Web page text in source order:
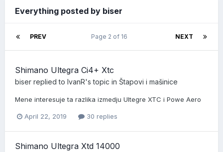
Everything posted by biser
PREV NEXT
Page 2 of 16
Shimano Ultegra Ci4+ Xtc
biser replied to IvanR's topic in Štapovi i mašinice
Mene interesuje ta razlika izmedju Ultegre XTC i Powe Aero
April 22, 2019 30 replies
Shimano Ultegra Xtd 14000